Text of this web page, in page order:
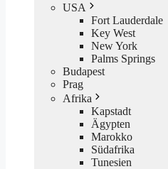
USA
Fort Lauderdale
Key West
New York
Palms Springs
Budapest
Prag
Afrika
Kapstadt
Ägypten
Marokko
Südafrika
Tunesien